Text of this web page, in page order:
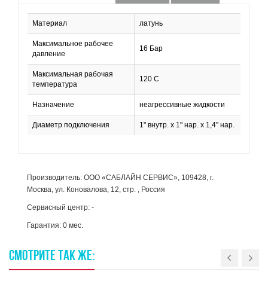
Материал латунь
Максимальное рабочее
давление
16 Бар
Максимальная рабочая
температура
120 С
Назначение неагрессивные жидкости
Диаметр подключения 1" внутр. x 1" нар. x 1,4" нар.
Производитель: ООО «САБЛАЙН СЕРВИС», 109428, г.
Москва, ул. Коновалова, 12, стр. , Россия
Сервисный центр: -
Гарантия: 0 мес.
СМОТРИТЕ ТАКЖЕ: